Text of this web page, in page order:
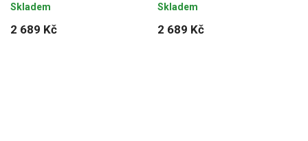
2 689 Kč
Skladem
2 689 Kč
Skladem